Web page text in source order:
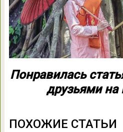
Понравилась
друзьями на
ПОХОЖИЕ СТАТЬИ